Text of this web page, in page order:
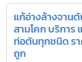
แก้อ่างล้างจาน
สามโคก บริการ
ท่อตันทุกชนิด ร
ถูก